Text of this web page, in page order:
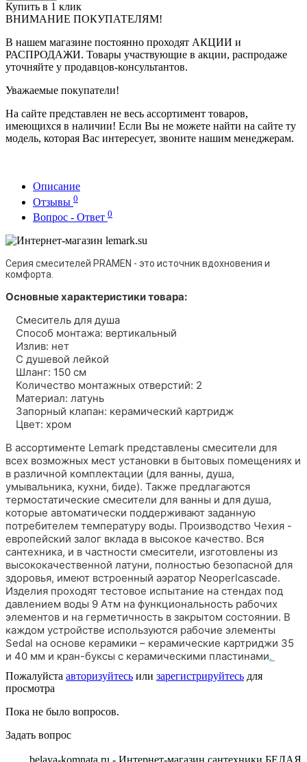
Купить в 1 клик
ВНИМАНИЕ ПОКУПАТЕЛЯМ!
В нашем магазине постоянно проходят АКЦИИ и
РАСПРОДАЖИ. Товары участвующие в акции, распродаже
уточняйте у продавцов-консультантов.
Уважаемые покупатели!
На сайте представлен не весь ассортимент товаров,
имеющихся в наличии! Если Вы не можете найти на сайте ту
модель, которая Вас интересует, звоните нашим менеджерам.
Описание
Отзывы 0
Вопрос - Ответ 0
Серия смесителей PRAMEN - это источник вдохновения и
комфорта.
Основные характеристики товара:
Смеситель для душа
Способ монтажа: вертикальный
Излив: нет
С душевой лейкой
Шланг: 150 см
Количество монтажных отверстий: 2
Материал: латунь
Запорный клапан: керамический картридж
Цвет: хром
В ассортименте Lemark представлены смесители для
всех возможных мест установки в бытовых помещениях и
в различной комплектации (для ванны, душа,
умывальника, кухни, биде). Также предлагаются
термостатические смесители для ванны и для душа,
которые автоматически поддерживают заданную
потребителем температуру воды. Производство Чехия -
европейский залог вклада в высокое качество. Вся
сантехника, и в частности смесители, изготовлены из
высококачественной латуни, полностью безопасной для
здоровья, имеют встроенный аэратор Neoperlcascade.
Изделия проходят тестовое испытание на стендах под
давлением воды 9 Атм на функциональность рабочих
элементов и на герметичность в закрытом состоянии. В
каждом устройстве используются рабочие элементы
Sedal на основе керамики – керамические картриджи 35
и 40 мм и кран-буксы с керамическими пластинами.
Пожалуйста авторизуйтесь или зарегистрируйтесь для
просмотра
Пока не было вопросов.
Задать вопрос